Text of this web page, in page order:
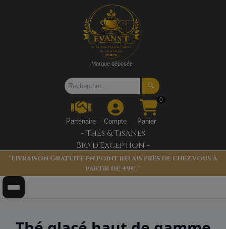
Marque déposée
🔍
Partenaire Compte
0
Panier
- Thés & Tisanes
Bio d'Exception -
"Livraison Gratuite en point relais près de chez vous à
partir de 49€."